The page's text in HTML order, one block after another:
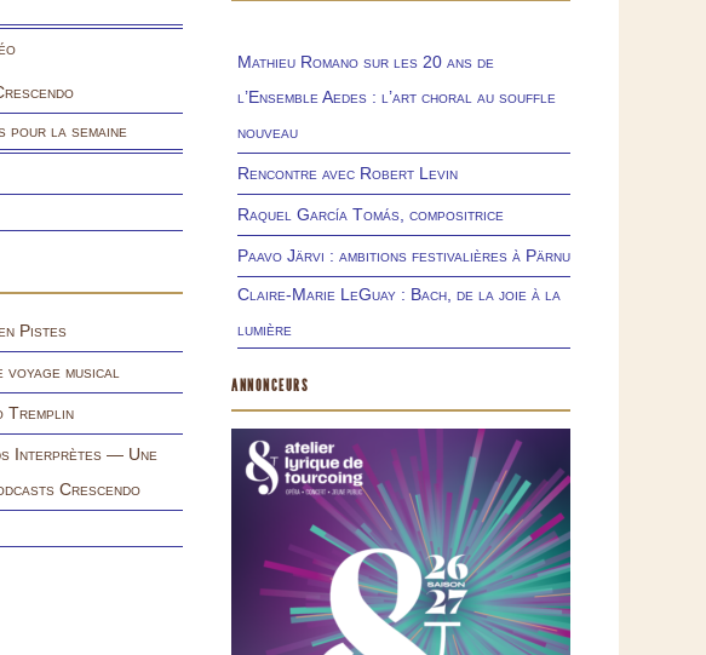
pour la semaine
Pistes
musical
Tremplin
Interprètes — Une
Crescendo
Mathieu Romano sur les 20 ans de
l’Ensemble Aedes : l’art choral au souffle
nouveau
Rencontre avec Robert Levin
Raquel García Tomás, compositrice
Paavo Järvi : ambitions festivalières à Pärnu
Claire-Marie LeGuay : Bach, de la joie à la
lumière
ANNONCEURS